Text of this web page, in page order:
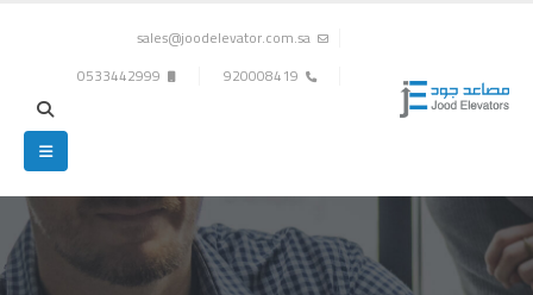
sales@joodelevator.com.sa
920008419
0533442999